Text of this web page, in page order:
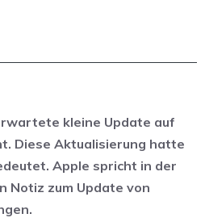
kleine Update auf
Diese Aktualisierung hatte
Apple spricht in der
Notiz zum Update von